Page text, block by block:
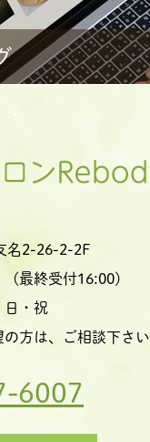
名2-26-2-2F
(最終受付16:00)
日・祝
方は、ご相談下さい
6007